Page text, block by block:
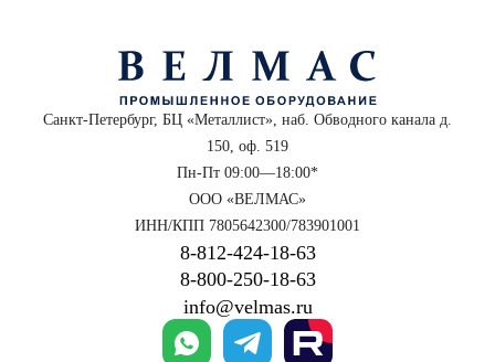
Санкт-Петербург, БЦ «Металлист», наб. Обводного канала д.
150, оф. 519
Пн-Пт 09:00—18:00*
ООО «ВЕЛМАС»
ИНН/КПП 7805642300/783901001
8‑812‑424‑18‑63
8‑800‑250‑18‑63
info@velmas.ru